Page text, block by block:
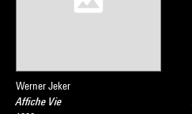
Werner Jeker
Affiche Vie